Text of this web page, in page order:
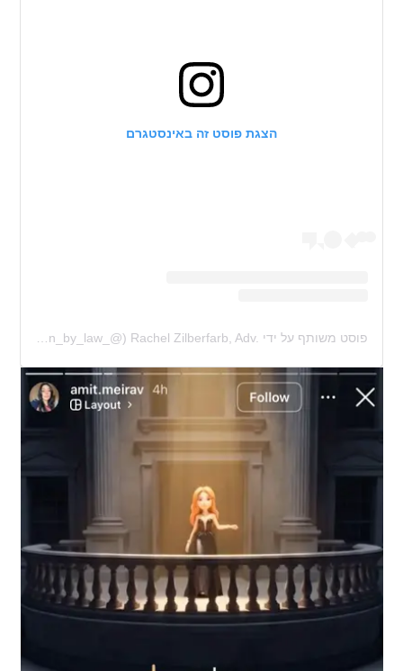
הצגת פוסט זה באינסטגרם
פוסט משותף על ידי ‏‎Rachel Zilberfarb, Adv.‎‏ (@‏‎fashion_by_law_‎‏)